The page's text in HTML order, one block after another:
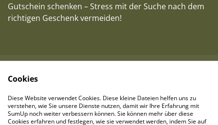
Gutschein schenken – Stress mit der Suche nach dem
richtigen Geschenk vermeiden!
ungen
Impressum
Cookies
Diese Website verwendet Cookies. Diese kleine Dateien helfen uns zu
verstehen, wie Sie unsere Dienste nutzen, damit wir Ihre Erfahrung mit
SumUp noch weiter verbessern können. Sie können mehr über diese
Cookies erfahren und festlegen, wie sie verwendet werden, indem Sie auf